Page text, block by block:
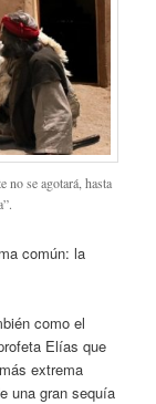
no se agotará, hasta
común: la
como el
Elías que
extrema
una gran sequía